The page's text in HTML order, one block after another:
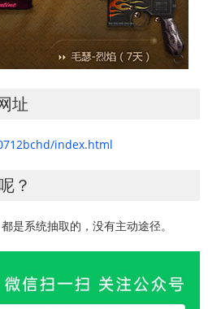
址
index.html
？
是系统抽取的，没有主动途径。